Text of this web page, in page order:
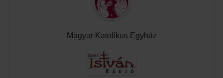
Magyar Katolikus Egyház